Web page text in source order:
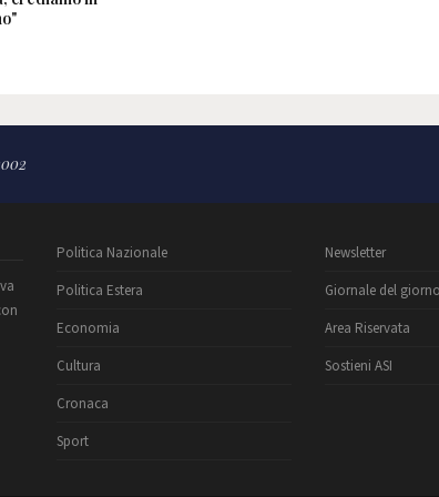
Politica Nazionale
Politica Estera
Economia
Cultura
Cronaca
Sport
Newsletter
Giornale del giorno
Area Riservata
Sostieni ASI